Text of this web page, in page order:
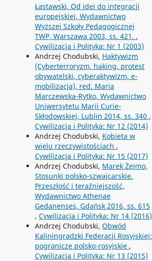
Łastawski, Od idei do integracji
europejskiej, Wydawnictwo
Wyższej Szkoły Pedagogicznej
TWP, Warszawa 2003, ss. 421. ,
Cywilizacja i Polityka: Nr 1 (2003)
Andrzej Chodubski, Haktywizm
(Cyberterroryzm, haking, protest
obywatelski, cyberaktywizm, e-
mobilizacja), red. Maria
Marczewska-Rytko, Wydawnictwo
Uniwersytetu Marii Curie-
Skłodowskiej, Lublin 2014, ss. 340 ,
Cywilizacja i Polityka: Nr 12 (2014)
Andrzej Chodubski, Kobieta w
wielu rzeczywistościach ,
Cywilizacja i Polityka: Nr 15 (2017)
Andrzej Chodubski, Marek Żejmo,
Stosunki polsko-szwajcarskie.
Przeszłość i teraźniejszość,
Wydawnictwo Athenae
Gedanenses, Gdańsk 2016, ss. 615
, Cywilizacja i Polityka: Nr 14 (2016)
Andrzej Chodubski, Obwód
Kaliningradzki Federacji Rosyjskiej:
pogranicze polsko-rosyjskie ,
Cywilizacja i Polityka: Nr 13 (2015)